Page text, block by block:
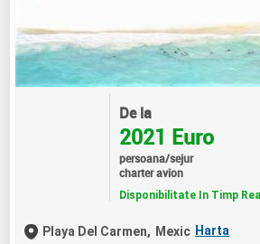
De la
2021 Euro
persoana/sejur
charter avion
Disponibilitate In Timp Real
Playa Del Carmen, Mexic Harta